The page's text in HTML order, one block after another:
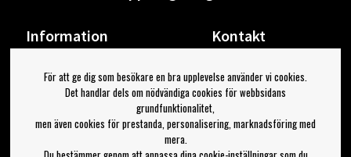
Information
Om Bengans
FAQ / Köp- & Leveransvillkor
Kontakt
Din sida
Logga ut
Jag vill ha tips från Bengans
För att ge dig som besökare en bra upplevelse använder vi cookies.
Det handlar dels om nödvändiga cookies för webbsidans
grundfunktionalitet,
men även cookies för prestanda, personalisering, marknadsföring med
mera.